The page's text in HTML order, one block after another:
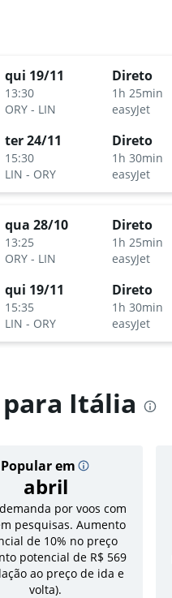
qui 19/11
13:30
ORY- LIN
Direto
1h 25min
easyJet
ter 24/11
15:30
LIN - ORY
Direto
1h 30min
easyJet
qua 28/10
13:25
ORY- LIN
Direto
1h 25min
easyJet
qui 19/11
15:35
LIN - ORY
Direto
1h 30min
easyJet
Itália
Popular em
abril
por voos com
pesquisas. Aumento
de 10% no preço
potencial de R$ 569
ao preço de ida e
volta).